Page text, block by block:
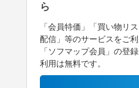
ら
「会員特価」「買い物リ
配信」等のサービスをご
「ソフマップ会員」の登
利用は無料です。